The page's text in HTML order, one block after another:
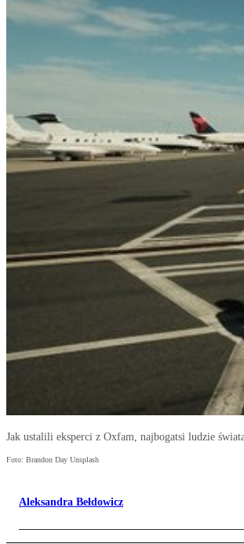
Jak ustalili eksperci z Oxfam, najbogatsi ludzie
Foto: Brandon Day Unsplash
Aleksandra Bełdowicz